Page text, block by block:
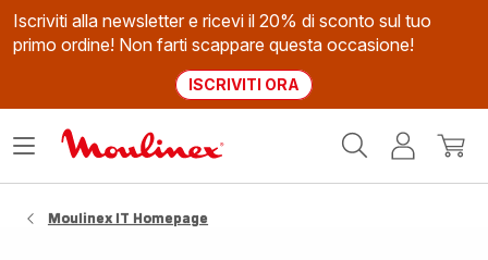
Iscriviti alla newsletter e ricevi il 20% di sconto sul tuo
primo ordine! Non farti scappare questa occasione!
ISCRIVITI ORA
Il
Apri
Moulinex IT Homepage